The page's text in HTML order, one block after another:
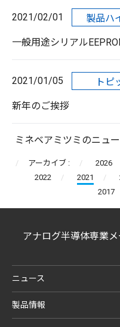
2021/02/01 製品ハ
一般用途シリアル
2021/01/05 トピ
新年のご挨拶
ミネベアミツミのニュ
アーカイブ : 2026
2022
2021
2017
アナログ半導体専業
ニュース
製品情報